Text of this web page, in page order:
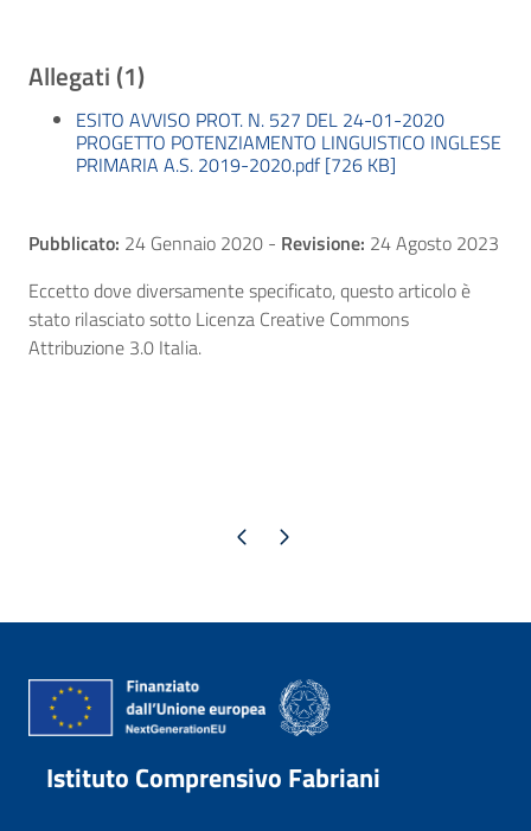
Allegati (1)
ESITO AVVISO PROT. N. 527 DEL 24-01-2020
PROGETTO POTENZIAMENTO LINGUISTICO INGLESE
PRIMARIA A.S. 2019-2020.pdf [726 KB]
Pubblicato: 24 Gennaio 2020 - Revisione: 24 Agosto 2023
Eccetto dove diversamente specificato, questo articolo è
stato rilasciato sotto Licenza Creative Commons
Attribuzione 3.0 Italia.
Pagina precedente
Pagina successiva
Istituto Comprensivo Fabriani